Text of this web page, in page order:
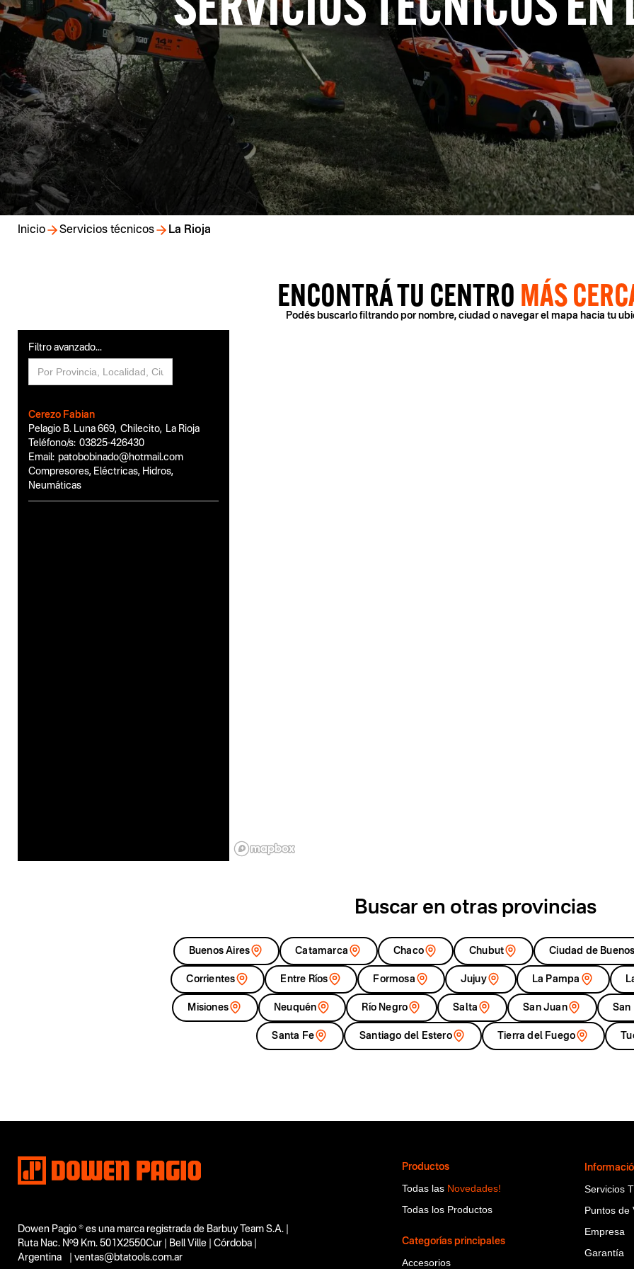
Inicio Servicios técnicos La Rioja
ENCONTRÁ TU CENTRO MÁS
Podés buscarlo filtrando por nombre, ciudad o navegar el mapa hacia tu
Filtro avanzado...
Cerezo Fabian
Pelagio B. Luna 669, Chilecito, La Rioja
Teléfono/s: 03825-426430
Email: patobobinado@hotmail.com
Compresores, Eléctricas, Hidros,
Neumáticas
Buscar en otras provincias
Buenos Aires Catamarca Chaco Chubut Ciudad de
Corrientes Entre Ríos Formosa Jujuy La Pampa
Misiones Neuquén Río Negro Salta San Juan San
Santa Fe Santiago del Estero Tierra del Fuego
Dowen Pagio ® es una marca registrada de Barbuy Team S.A. |
Ruta Nac. Nº9 Km. 501X2550Cur | Bell Ville | Córdoba |
Argentina | ventas@btatools.com.ar
Productos
Todas las Novedades!
Todas los Productos
Categorías principales
Accesorios
Servicios
Puntos de
Empresa
Garantía